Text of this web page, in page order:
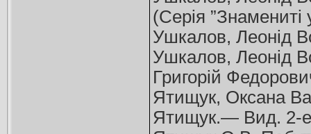
(Серія ”Знамениті
Ушкалов, Леонід
Ушкалов, Леонід
Григорій
Ятищук, Оксана
Ятищук.— Вид. 2-